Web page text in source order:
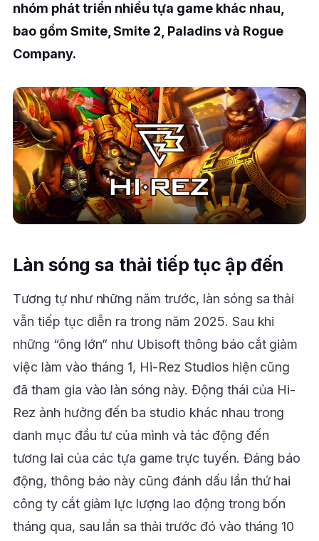
nhóm phát triển nhiều tựa game khác nhau,
bao gồm Smite, Smite 2, Paladins và Rogue
Company.
Làn sóng sa thải tiếp tục ập đến
Tương tự như những năm trước, làn sóng sa thải
vẫn tiếp tục diễn ra trong năm 2025. Sau khi
những “ông lớn” như Ubisoft thông báo cắt giảm
việc làm vào tháng 1, Hi-Rez Studios hiện cũng
đã tham gia vào làn sóng này. Động thái của Hi-
Rez ảnh hưởng đến ba studio khác nhau trong
danh mục đầu tư của mình và tác động đến
tương lai của các tựa game trực tuyến. Đáng báo
động, thông báo này cũng đánh dấu lần thứ hai
công ty cắt giảm lực lượng lao động trong bốn
tháng qua, sau lần sa thải trước đó vào tháng 10